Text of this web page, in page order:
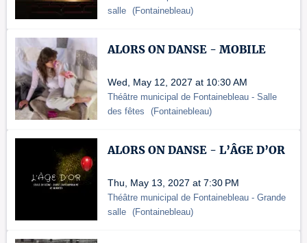
salle (Fontainebleau)
ALORS ON DANSE - MOBILE
Wed, May 12, 2027 at 10:30 AM
Théâtre municipal de Fontainebleau - Salle
des fêtes
(Fontainebleau)
ALORS ON DANSE - L’ÂGE D’OR
Thu, May 13, 2027 at 7:30 PM
Théâtre municipal de Fontainebleau - Grande
salle (Fontainebleau)